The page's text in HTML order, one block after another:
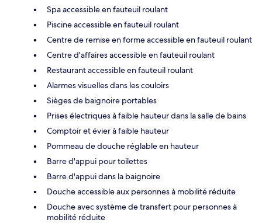
Spa accessible en fauteuil roulant
Piscine accessible en fauteuil roulant
Centre de remise en forme accessible en fauteuil roulant
Centre d'affaires accessible en fauteuil roulant
Restaurant accessible en fauteuil roulant
Alarmes visuelles dans les couloirs
Sièges de baignoire portables
Prises électriques à faible hauteur dans la salle de bains
Comptoir et évier à faible hauteur
Pommeau de douche réglable en hauteur
Barre d'appui pour toilettes
Barre d'appui dans la baignoire
Douche accessible aux personnes à mobilité réduite
Douche avec système de transfert pour personnes à
mobilité réduite